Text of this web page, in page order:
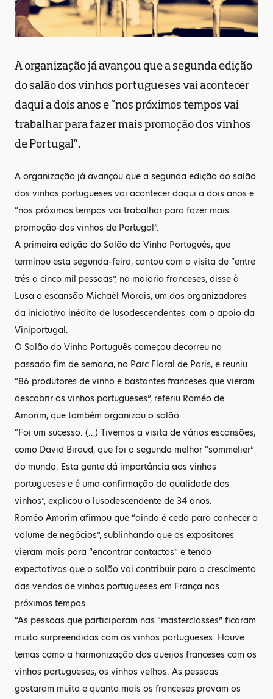
A organização já avançou que a segunda edição
do salão dos vinhos portugueses vai acontecer
daqui a dois anos e “nos próximos tempos vai
trabalhar para fazer mais promoção dos vinhos
de Portugal”.
A organização já avançou que a segunda edição do salão
dos vinhos portugueses vai acontecer daqui a dois anos e
“nos próximos tempos vai trabalhar para fazer mais
promoção dos vinhos de Portugal”.
A primeira edição do Salão do Vinho Português, que
terminou esta segunda-feira, contou com a visita de “entre
três a cinco mil pessoas”, na maioria franceses, disse à
Lusa o escansão Michaël Morais, um dos organizadores
da iniciativa inédita de lusodescendentes, com o apoio da
Viniportugal.
O Salão do Vinho Português começou decorreu no
passado fim de semana, no Parc Floral de Paris, e reuniu
“86 produtores de vinho e bastantes franceses que vieram
descobrir os vinhos portugueses”, referiu Roméo de
Amorim, que também organizou o salão.
“Foi um sucesso. (…) Tivemos a visita de vários escansões,
como David Biraud, que foi o segundo melhor “sommelier”
do mundo. Esta gente dá importância aos vinhos
portugueses e é uma confirmação da qualidade dos
vinhos”, explicou o lusodescendente de 34 anos.
Roméo Amorim afirmou que “ainda é cedo para conhecer o
volume de negócios”, sublinhando que os expositores
vieram mais para “encontrar contactos” e tendo
expectativas que o salão vai contribuir para o crescimento
das vendas de vinhos portugueses em França nos
próximos tempos.
“As pessoas que participaram nas “masterclasses” ficaram
muito surpreendidas com os vinhos portugueses. Houve
temas como a harmonização dos queijos franceses com os
vinhos portugueses, os vinhos velhos. As pessoas
gostaram muito e quanto mais os franceses provam os